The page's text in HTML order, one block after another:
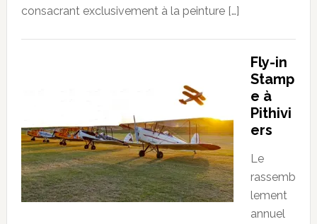
consacrant exclusivement à la peinture […]
Fly-in
Stamp
e à
Pithivi
ers
Le
rassemb
lement
annuel